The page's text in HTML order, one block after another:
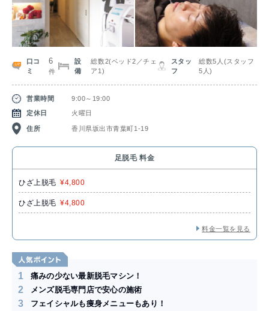
口コ
ミ
6
件
設
備
総数2(ベッド2／チェ
ア1)
スタッ
フ
総数5人(スタッフ
5人)
営業時間
9:00～19:00
定休日
火曜日
住所 香川県坂出市青葉町1-19
足脱毛 料金
ひざ上脱毛 ¥4,800
ひざ上脱毛 ¥4,800
料金一覧を見る
1 痛みの少ない最新脱毛マシン！
2 メンズ脱毛専門店で安心の施術
3 フェイシャルも痩身メニューもあり！